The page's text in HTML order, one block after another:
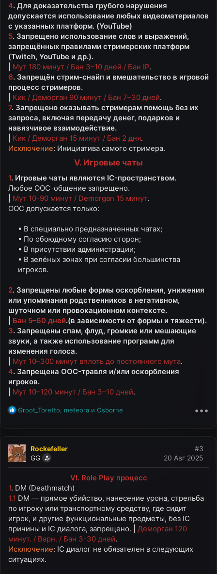
4. Для доказательства грубого нарушения
допускается использование любых видеоматериалов
с указанных платформ. (YouTube)
5. Запрещено использование слов и выражений,
запрещённых правилами стримерских платформ
(Twitch, YouTube и др.).
Мут 180 минут / Бан 3–10 дней / Бан IP.
6. Запрещён стрим-снайп и вмешательство в игровой
процесс стримеров.
Кик / Деморган 90 минут / Бан 7–30 дней.
7. Запрещено оказывать стримерам помощь без их
запроса, включая передачу денег, подарков и
навязчивое взаимодействие.
Кик / Деморган 15 минут / Бан 2 дня.
Исключение: Инициатива самого стримера.
V. Игровые чаты
1. Игровые чаты являются IC-пространством.
Любое OOC-общение запрещено.
Мут 10-90 минут / Demorgan 15 минут.
OOC допускается только:
• В специально предназначенных чатах;​
• По обоюдному согласию сторон;​
• В присутствии администрации;​
• В зелёных зонах при согласии большинства
игроков.​
2. Запрещены любые формы оскорбления, унижения
или упоминания родственников в негативном,
шуточном или провокационном контексте.
Бан 5–60 дней.(в зависимости от формы и тяжести).
3. Запрещены спам, флуд, громкие или мешающие
звуки, а также использование программ для
изменения голоса.
Мут 10–300 минут вплоть до постоянного мута.
4. Запрещена OOC-травля и/или оскорбления
игроков.
Мут 10–120 минут / Бан 3–10 дней.
Р
ц
и
и
Groot_Toretto meteora и Osborne •••
Rockefeller
GG
20 Авг 2025
#3
VI. Role Play процесс
1. DM (Deathmatch)
1.1 DM — прямое убийство, нанесение урона, стрельба
по игроку или транспортному средству, где сидит
игрок, и другие функциональные предметы, без IC
причины и IC диалога, запрещено. | Деморган 120
минут. / Варн. / Бан 3-30 дней.
Исключение: IC диалог не обязателен в следующих
ситуациях.